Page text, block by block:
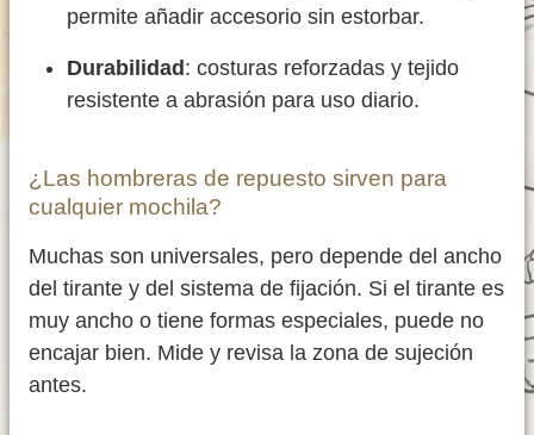
permite añadir accesorio sin estorbar.
Durabilidad : costuras reforzadas y tejido
resistente a abrasión para uso diario.
¿Las hombreras de repuesto sirven para
cualquier mochila?
Muchas son universales, pero depende del ancho
del tirante y del sistema de fijación. Si el tirante es
muy ancho o tiene formas especiales, puede no
encajar bien. Mide y revisa la zona de sujeción
antes.